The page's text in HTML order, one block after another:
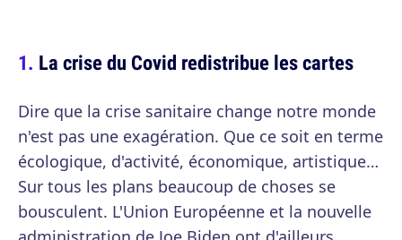
La crise du Covid redistribue les cartes
Dire que la crise sanitaire change notre monde
n'est pas une exagération. Que ce soit en terme
écologique, d'activité, économique, artistique…
Sur tous les plans beaucoup de choses se
bousculent. L'Union Européenne et la nouvelle